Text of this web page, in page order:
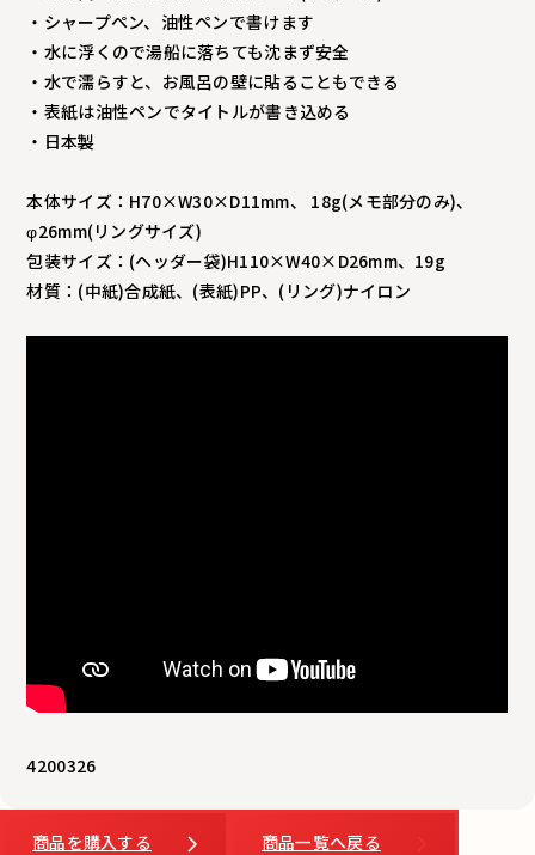
・シャープペン、油性ペンで書けます
・水に浮くので湯船に落ちても沈まず安全
・水で濡らすと、お風呂の壁に貼ることもできる
・表紙は油性ペンでタイトルが書き込める
・日本製
本体サイズ：H70×W30×D11mm、 18g(メモ部分のみ)、
φ26mm(リングサイズ)
包装サイズ：(ヘッダー袋)H110×W40×D26mm、19g
材質：(中紙)合成紙、(表紙)PP、(リング)ナイロン
4200326
商品を購入する 商品一覧へ戻る